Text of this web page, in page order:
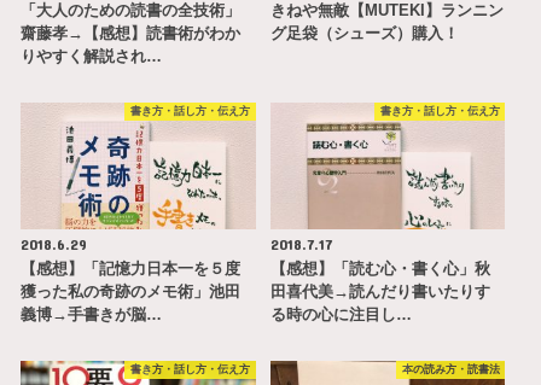
「大人のための読書の全技術」
齋藤孝→【感想】読書術がわか
りやすく解説され…
きねや無敵【MUTEKI】ランニン
グ足袋（シューズ）購入！
書き方・話し方・伝え方
2018.6.29
【感想】「記憶力日本一を５度
獲った私の奇跡のメモ術」池田
義博→手書きが脳…
書き方・話し方・伝え方
2018.7.17
【感想】「読む心・書く心」秋
田喜代美→読んだり書いたりす
る時の心に注目し…
書き方・話し方・伝え方 本の読み方・読書法